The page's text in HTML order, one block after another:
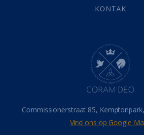
(142)
Hemel (31)
Israel (14)
Millennium(1)
Oordeelsdag(19)
Verheerlikte liggaam
Wederkoms
(27)
Gebed(87)
KONTAK
Commissionerstraat 85,
Vind ons op Google